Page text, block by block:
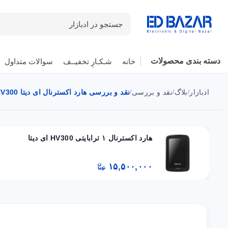
جستجو در ادبازار
دسته بندی محصولات خانه شـکـارِ تخفیــف سوالات متداول
ادبازار /بلاگ/نقد و بررسی/نقد و بررسی هارد اکسترنال ای دیتا HV300 : ظریف و پر سرعت
هارد اکسترنال ۱ ترابایتی HV300 ای دیتا
۱۵,۵۰۰,۰۰۰